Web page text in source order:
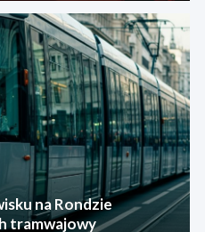
na Rondzie
tramwajowy